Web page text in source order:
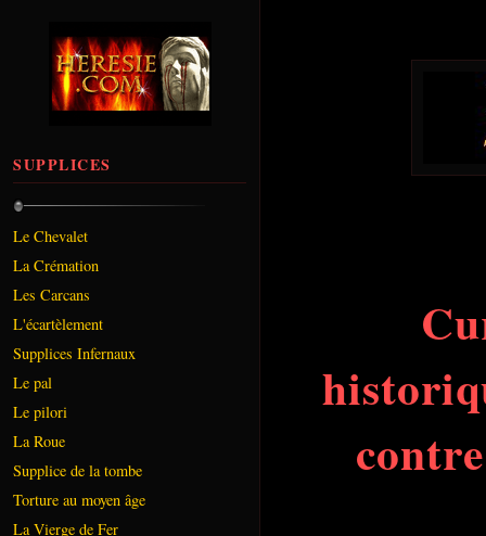
SUPPLICES
Le Chevalet
La Crémation
Les Carcans
L'écartèlement
Supplices Infernaux
Le pal
Le pilori
La Roue
Supplice de la tombe
Torture au moyen âge
La Vierge de Fer